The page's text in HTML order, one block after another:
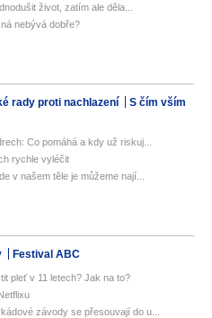
život, zatím ale děla...
nebývá dobře?
rady proti nachlazení
S čím vším
Co pomáhá a kdy už riskuj...
rychle vyléčit
v našem těle je můžeme nají...
Festival ABC
pleť v 11 letech? Jak na to?
závody se přesouvají do u...